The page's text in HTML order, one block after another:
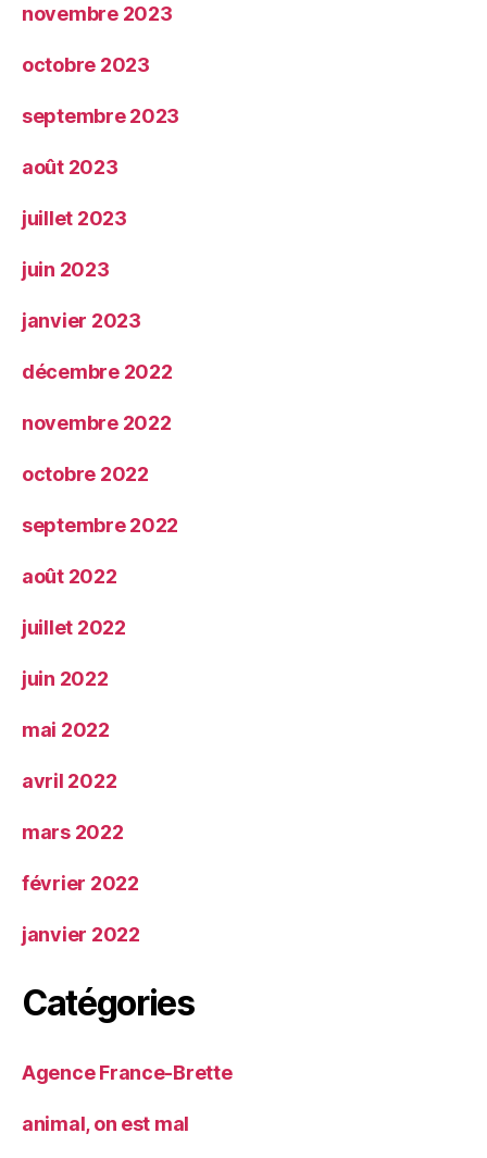
novembre 2023
octobre 2023
septembre 2023
août 2023
juillet 2023
juin 2023
janvier 2023
décembre 2022
novembre 2022
octobre 2022
septembre 2022
août 2022
juillet 2022
juin 2022
mai 2022
avril 2022
mars 2022
février 2022
janvier 2022
Catégories
Agence France-Brette
animal, on est mal